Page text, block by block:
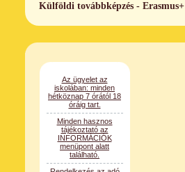
Külföldi továbbképzés - Erasmus+
Az ügyelet az
hétköznap 7 órától 18
óráig tart.
Minden hasznos
tájékoztató az
INFORMÁCIÓK
menüpont alatt
található.
Rendelkezés az adó
"1%"-ról